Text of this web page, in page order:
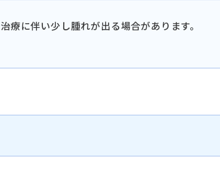
治療に伴い少し腫れが出る場合があります。